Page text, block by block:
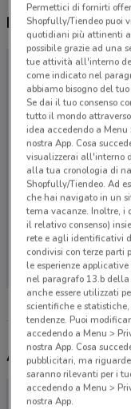
Negozi One
Non ci
Altri volantini
Permettici di fornirti
Shopfully/Tiendeo puoi
quotidiani più attinenti
possibile grazie ad una
tue attività all'interno
come indicato nel
abbiamo bisogno del
Se dai il tuo consenso
tutto il mondo attraverso
idea accedendo a Menu
nostra App. Cosa
visualizzerai all'interno
alla tua cronologia di
Shopfully/Tiendeo. Ad
che hai navigato in un
tema vacanze. Inoltre, i
il relativo consenso)
rete e agli identificativi
condivisi con terze parti
le esperienze
nel paragrafo 13.b della
anche essere utilizzati
scientifiche e
tendenze. Puoi
accedendo a Menu >
nostra App. Cosa
pubblicitari, ma
saranno rilevanti per i
accedendo a Menu >
nostra App.